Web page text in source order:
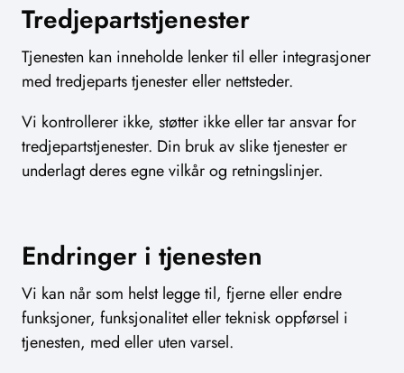
Tredjepartstjenester
Tjenesten kan inneholde lenker til eller integrasjoner
med tredjeparts tjenester eller nettsteder.
Vi kontrollerer ikke, støtter ikke eller tar ansvar for
tredjepartstjenester. Din bruk av slike tjenester er
underlagt deres egne vilkår og retningslinjer.
Endringer i tjenesten
Vi kan når som helst legge til, fjerne eller endre
funksjoner, funksjonalitet eller teknisk oppførsel i
tjenesten, med eller uten varsel.